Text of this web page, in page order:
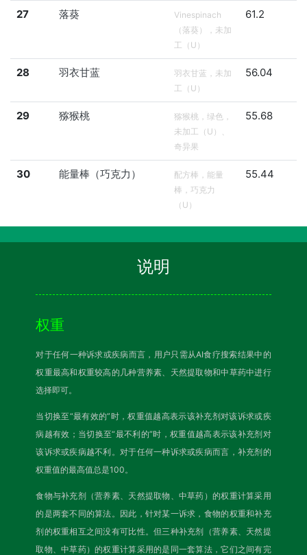
27 落葵
Vinespinach
（落葵），未加
工（U）
61.2
28 羽衣甘蓝
羽衣甘蓝，未加
工（U）
56.04
29 猕猴桃
猕猴桃，绿色，
未加工（U）、
奇异果
55.68
30 能量棒（巧克力）
配方棒，能量
棒，巧克力
（U）
55.44
说明
权重
对于任何一种诉求或疾病而言，用户只需从AI食疗搜索结果中的
权重最高和权重较高的几种营养素、天然提取物和中草药中进行
选择即可。
当切换至“最有效的”时，权重值越高表示该补充剂对该诉求或疾
病越有效；当切换至“最不利的”时，权重值越高表示该补充剂对
该诉求或疾病越不利。对于任何一种诉求或疾病而言，补充剂的
权重值的最高值总是100。
食物与补充剂（营养素、天然提取物、中草药）的权重计算采用
的是两套不同的算法。因此，针对某一诉求，食物的权重和补充
剂的权重相互之间没有可比性。但三种补充剂（营养素、天然提
取物、中草药）的权重计算采用的是同一套算法，它们之间有完